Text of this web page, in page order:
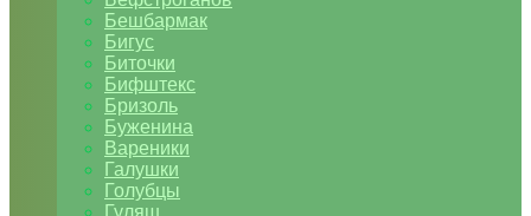
Бешбармак
Бигус
Биточки
Бифштекс
Бризоль
Буженина
Вареники
Галушки
Голубцы
Гуляш